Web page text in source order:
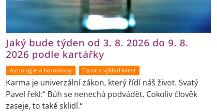
Jaký bude týden od 3. 8. 2026 do 9. 8.
2026 podle kartářky
Astrologie a horoskopy Tarot a výklad karet
Karma je univerzální zákon, který řídí náš život. Svatý
Pavel řekl:“ Bůh se nenechá podvádět. Cokoliv člověk
zaseje, to také sklidí.“